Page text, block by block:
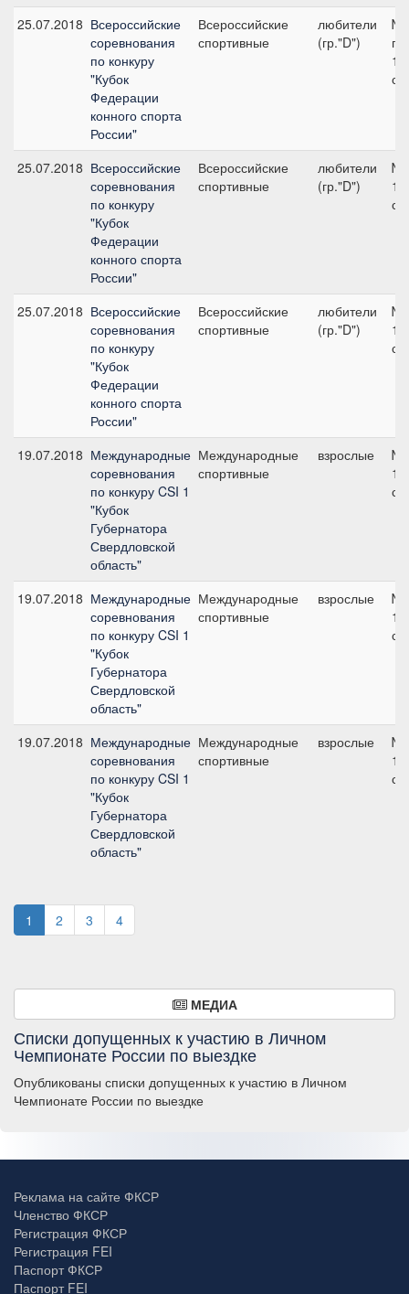
25.07.2018 Всероссийские
соревнования
по конкуру
"Кубок
Федерации
конного спорта
России"
Всероссийские
спортивные
любители
(гр."D")
см
25.07.2018 Всероссийские
соревнования
по конкуру
"Кубок
Федерации
конного спорта
России"
Всероссийские
спортивные
любители
(гр."D")
см
25.07.2018 Всероссийские
соревнования
по конкуру
"Кубок
Федерации
конного спорта
России"
Всероссийские
спортивные
любители
(гр."D")
см
19.07.2018 Международные
соревнования
по конкуру CSI 1
"Кубок
Губернатора
Свердловской
область"
Международные
спортивные
взрослые
см
19.07.2018 Международные
соревнования
по конкуру CSI 1
"Кубок
Губернатора
Свердловской
область"
Международные
спортивные
взрослые
см
19.07.2018 Международные
соревнования
по конкуру CSI 1
"Кубок
Губернатора
Свердловской
область"
Международные
спортивные
взрослые
см
1 2 3 4
МЕДИА
Списки допущенных к участию в Личном
Чемпионате России по выездке
Опубликованы списки допущенных к участию в Личном
Чемпионате России по выездке
Реклама на сайте ФКСР
Членство ФКСР
Регистрация ФКСР
Регистрация FEI
Паспорт ФКСР
Паспорт FEI